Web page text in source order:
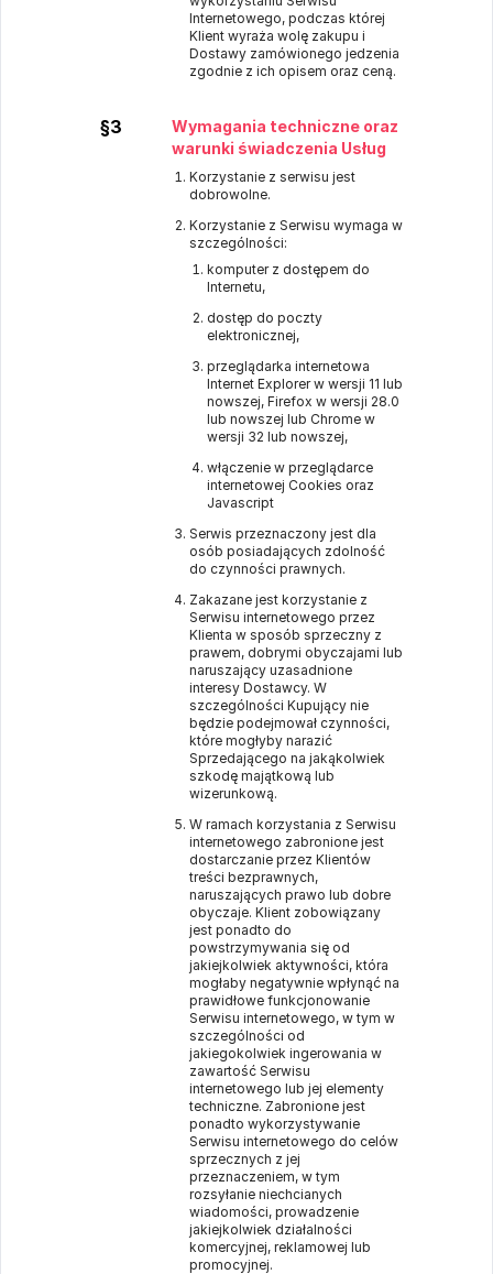
Internetowego, podczas której
Klient wyraża wolę zakupu i
Dostawy zamówionego jedzenia
zgodnie z ich opisem oraz ceną.
§3
Wymagania techniczne oraz
warunki świadczenia Usług
Korzystanie z serwisu jest
dobrowolne.
Korzystanie z Serwisu wymaga w
szczególności:
komputer z dostępem do
Internetu,
dostęp do poczty
elektronicznej,
przeglądarka internetowa
Internet Explorer w wersji 11 lub
nowszej, Firefox w wersji 28.0
lub nowszej lub Chrome w
wersji 32 lub nowszej,
włączenie w przeglądarce
internetowej Cookies oraz
Javascript
Serwis przeznaczony jest dla
osób posiadających zdolność
do czynności prawnych.
Zakazane jest korzystanie z
Serwisu internetowego przez
Klienta w sposób sprzeczny z
prawem, dobrymi obyczajami lub
naruszający uzasadnione
interesy Dostawcy. W
szczególności Kupujący nie
będzie podejmował czynności,
które mogłyby narazić
Sprzedającego na jakąkolwiek
szkodę majątkową lub
wizerunkową.
W ramach korzystania z Serwisu
internetowego zabronione jest
dostarczanie przez Klientów
treści bezprawnych,
naruszających prawo lub dobre
obyczaje. Klient zobowiązany
jest ponadto do
powstrzymywania się od
jakiejkolwiek aktywności, która
mogłaby negatywnie wpłynąć na
prawidłowe funkcjonowanie
Serwisu internetowego, w tym w
szczególności od
jakiegokolwiek ingerowania w
zawartość Serwisu
internetowego lub jej elementy
techniczne. Zabronione jest
ponadto wykorzystywanie
Serwisu internetowego do celów
sprzecznych z jej
przeznaczeniem, w tym
rozsyłanie niechcianych
wiadomości, prowadzenie
jakiejkolwiek działalności
komercyjnej, reklamowej lub
promocyjnej.